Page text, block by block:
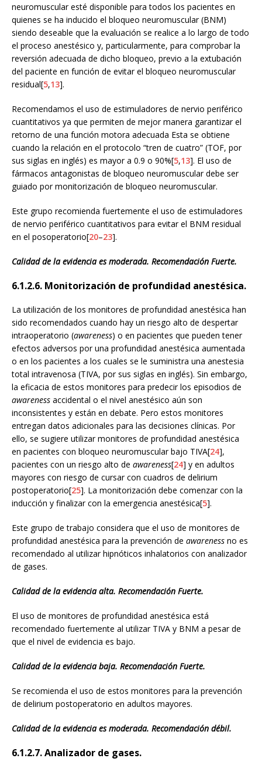
neuromuscular esté disponible para todos los pacientes en
quienes se ha inducido el bloqueo neuromuscular (BNM)
siendo deseable que la evaluación se realice a lo largo de todo
el proceso anestésico y, particularmente, para comprobar la
reversión adecuada de dicho bloqueo, previo a la extubación
del paciente en función de evitar el bloqueo neuromuscular
residual[5,13].
Recomendamos el uso de estimuladores de nervio periférico
cuantitativos ya que permiten de mejor manera garantizar el
retorno de una función motora adecuada Esta se obtiene
cuando la relación en el protocolo “tren de cuatro” (TOF, por
sus siglas en inglés) es mayor a 0.9 o 90%[5,13]. El uso de
fármacos antagonistas de bloqueo neuromuscular debe ser
guiado por monitorización de bloqueo neuromuscular.
Este grupo recomienda fuertemente el uso de estimuladores
de nervio periférico cuantitativos para evitar el BNM residual
en el posoperatorio[20–23].
Calidad de la evidencia es moderada. Recomendación Fuerte.
6.1.2.6. Monitorización de profundidad anestésica.
La utilización de los monitores de profundidad anestésica han
sido recomendados cuando hay un riesgo alto de despertar
intraoperatorio (awareness) o en pacientes que pueden tener
efectos adversos por una profundidad anestésica aumentada
o en los pacientes a los cuales se le suministra una anestesia
total intravenosa (TIVA, por sus siglas en inglés). Sin embargo,
la eficacia de estos monitores para predecir los episodios de
awareness accidental o el nivel anestésico aún son
inconsistentes y están en debate. Pero estos monitores
entregan datos adicionales para las decisiones clínicas. Por
ello, se sugiere utilizar monitores de profundidad anestésica
en pacientes con bloqueo neuromuscular bajo TIVA[24],
pacientes con un riesgo alto de awareness[24] y en adultos
mayores con riesgo de cursar con cuadros de delirium
postoperatorio[25]. La monitorización debe comenzar con la
inducción y finalizar con la emergencia anestésica[5].
Este grupo de trabajo considera que el uso de monitores de
profundidad anestésica para la prevención de awareness no es
recomendado al utilizar hipnóticos inhalatorios con analizador
de gases.
Calidad de la evidencia alta. Recomendación Fuerte.
El uso de monitores de profundidad anestésica está
recomendado fuertemente al utilizar TIVA y BNM a pesar de
que el nivel de evidencia es bajo.
Calidad de la evidencia baja. Recomendación Fuerte.
Se recomienda el uso de estos monitores para la prevención
de delirium postoperatorio en adultos mayores.
Calidad de la evidencia es moderada. Recomendación débil.
6.1.2.7. Analizador de gases.